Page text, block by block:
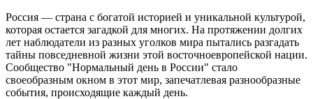
Россия — страна с богатой историей и уникальной культурой,
которая остается загадкой для многих. На протяжении долгих
лет наблюдатели из разных уголков мира пытались разгадать
тайны повседневной жизни этой восточноевропейской нации.
Сообщество "Нормальный день в России" стало
своеобразным окном в этот мир, запечатлевая разнообразные
события, происходящие каждый день.